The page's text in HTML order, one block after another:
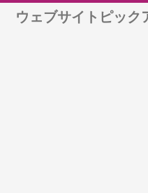
ウェブサイトピック